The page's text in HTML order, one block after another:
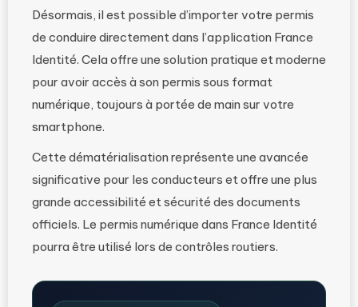
Désormais, il est possible d’importer votre permis
de conduire directement dans l’application France
Identité. Cela offre une solution pratique et moderne
pour avoir accès à son permis sous format
numérique, toujours à portée de main sur votre
smartphone.
Cette dématérialisation représente une avancée
significative pour les conducteurs et offre une plus
grande accessibilité et sécurité des documents
officiels. Le permis numérique dans France Identité
pourra être utilisé lors de contrôles routiers.